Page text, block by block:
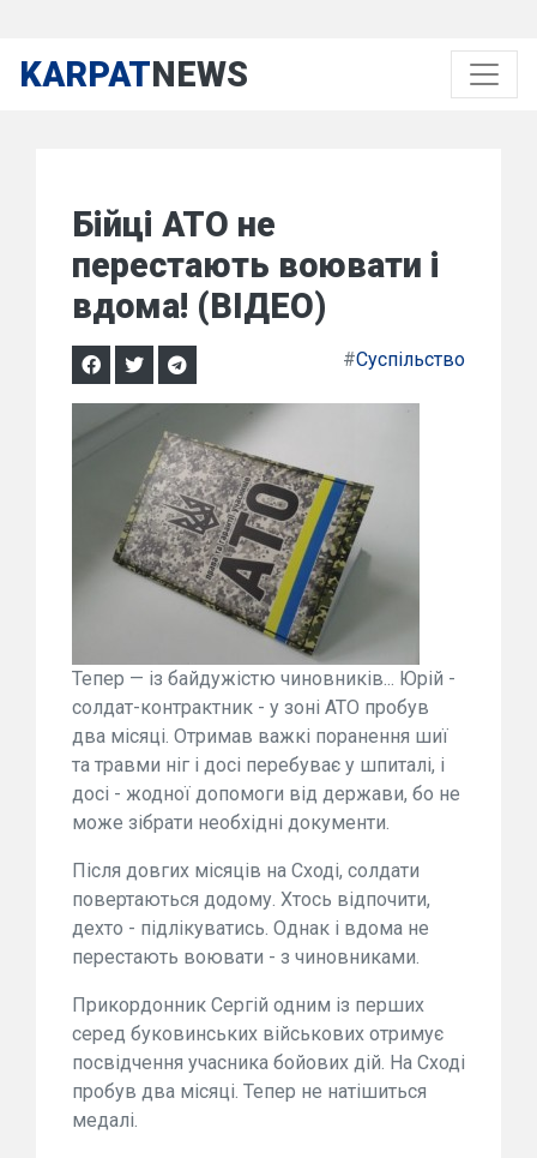
KARPATNEWS
Бійці АТО не
перестають воювати і
вдома! (ВІДЕО)
#Суспільство
Тепер — із байдужістю чиновників... Юрій -
солдат-контрактник - у зоні АТО пробув
два місяці. Отримав важкі поранення шиї
та травми ніг і досі перебуває у шпиталі, і
досі - жодної допомоги від держави, бо не
може зібрати необхідні документи.
Після довгих місяців на Сході, солдати
повертаються додому. Хтось відпочити,
дехто - підлікуватись. Однак і вдома не
перестають воювати - з чиновниками.
Прикордонник Сергій одним із перших
серед буковинських військових отримує
посвідчення учасника бойових дій. На Сході
пробув два місяці. Тепер не натішиться
медалі.